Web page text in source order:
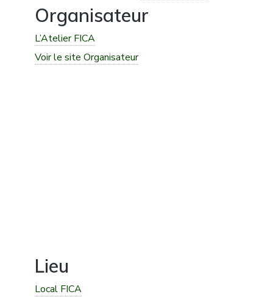
Organisateur
L’Atelier FICA
Voir le site Organisateur
Lieu
Local FICA